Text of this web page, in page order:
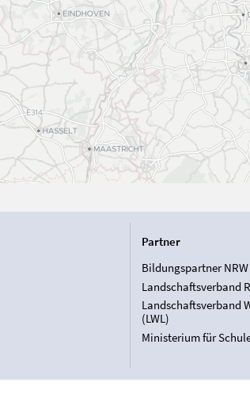
Partner
Bildungspartner NRW
Landschaftsverband
Landschaftsverband
(LWL)
Ministerium für